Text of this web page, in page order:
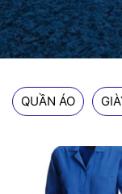
QUẦN ÁO